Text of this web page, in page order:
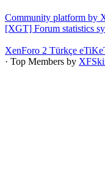
Community platform by
[XGT] Forum statistics
XenForo 2 Türkçe
· Top Members by